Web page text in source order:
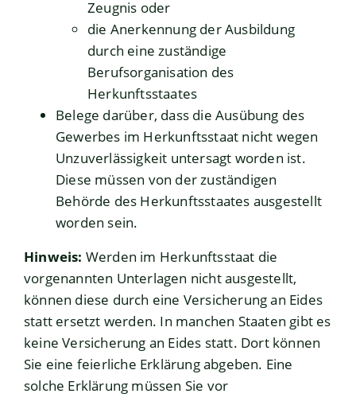
Zeugnis oder
die Anerkennung der Ausbildung
durch eine zuständige
Berufsorganisation des
Herkunftsstaates
Belege darüber, dass die Ausübung des
Gewerbes im Herkunftsstaat nicht wegen
Unzuverlässigkeit untersagt worden ist.
Diese müssen von der zuständigen
Behörde des Herkunftsstaates ausgestellt
worden sein.
Hinweis: Werden im Herkunftsstaat die
vorgenannten Unterlagen nicht ausgestellt,
können diese durch eine Versicherung an Eides
statt ersetzt werden. In manchen Staaten gibt es
keine Versicherung an Eides statt. Dort können
Sie eine feierliche Erklärung abgeben. Eine
solche Erklärung müssen Sie vor